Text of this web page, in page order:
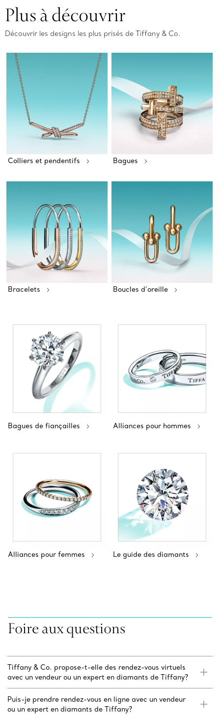
Plus à découvrir
Découvrir les designs les plus prisés de Tiffany & Co.
Colliers et pendentifs Bagues
Bracelets Boucles d’oreille
Bagues de fiançailles Alliances pour hommes
Alliances pour femmes Le guide des diamants
Foire aux questions
Tiffany & Co. propose-t-elle des rendez-vous virtuels
avec un vendeur ou un expert en diamants de Tiffany?
Puis-je prendre rendez-vous en ligne avec un vendeur
ou un expert en diamants de Tiffany?